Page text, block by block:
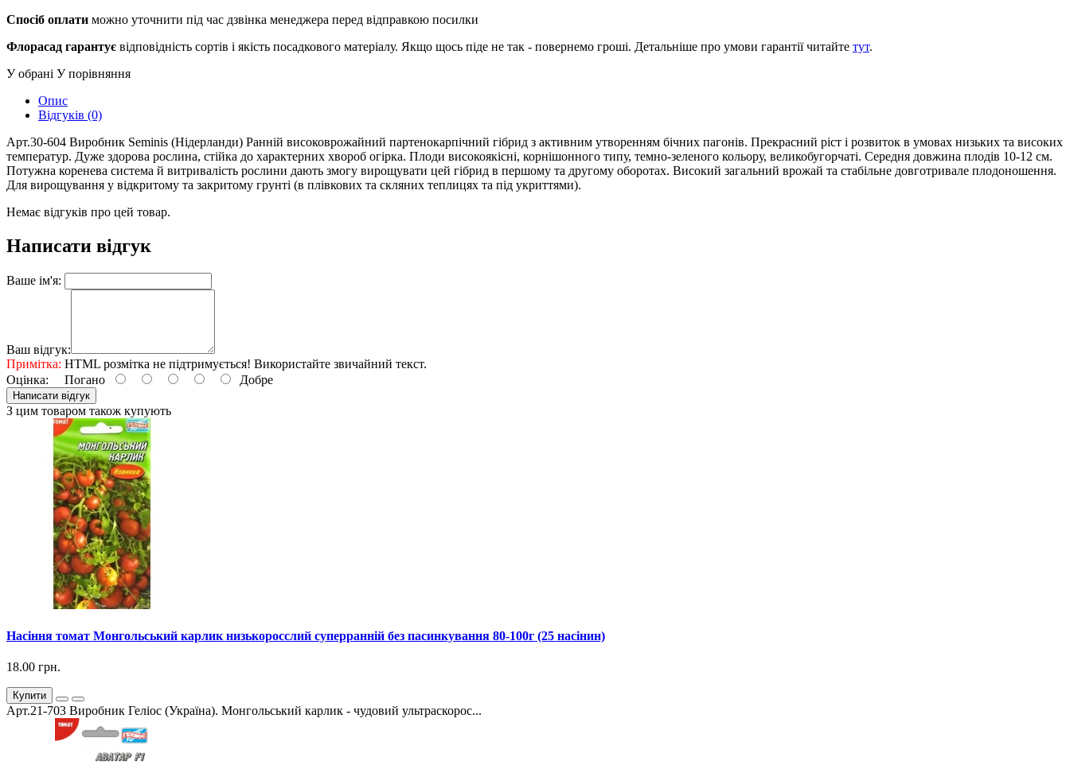
Спосіб оплати можно уточнити під час дзвінка менеджера перед відправкою посилки
Флорасад гарантує відповідність сортів і якість посадкового матеріалу. Якщо щось піде не так - повернемо гроші. Детальніше про умови гарантії читайте тут.
У обрані У порівняння
Опис
Відгуків (0)
Арт.30-604 Виробник Seminis (Нідерланди) Ранній високоврожайний партенокарпічний гібрид з активним утворенням бічних пагонів. Прекрасний ріст і розвиток в умовах низьких та високих
температур. Дуже здорова рослина, стійка до характерних хвороб огірка. Плоди високоякісні, корнішонного типу, темно-зеленого кольору, великобугорчаті. Середня довжина плодів 10-12 см.
Потужна коренева система й витривалість рослини дають змогу вирощувати цей гібрид в першому та другому оборотах. Високий загальний врожай та стабільне довготривале плодоношення.
Для вирощування у відкритому та закритому грунті (в плівкових та скляних теплицях та під укриттями).
Немає відгуків про цей товар.
Написати відгук
Ваше ім'я:
Ваш відгук:
Примітка: HTML розмітка не підтримується! Використайте звичайний текст.
Оцінка: Погано Добре
Написати відгук
З цим товаром також купують
Насіння томат Монгольський карлик низькоросслий суперранній без пасинкування 80-100г (25 насінин)
18.00 грн.
Купити
Арт.21-703 Виробник Геліос (Україна). Монгольський карлик - чудовий ультраскорос...